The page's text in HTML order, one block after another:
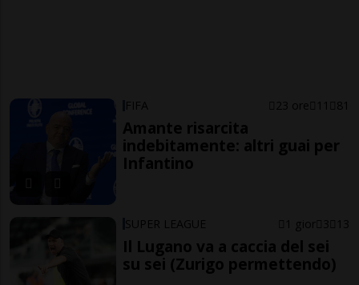
FIFA 23 ore 11 81
Amante risarcita
indebitamente: altri guai per
Infantino
SUPER LEAGUE 1 gior 3 13
Il Lugano va a caccia del sei
su sei (Zurigo permettendo)